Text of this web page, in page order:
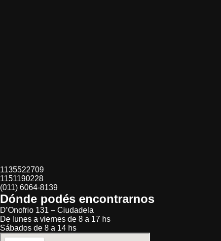
1135522709
1151190228
(011) 6064-8139
Dónde podés encontrarnos
D’Onofrio 131 – Ciudadela
De lunes a viernes de 8 a 17 hs
Sábados de 8 a 14 hs